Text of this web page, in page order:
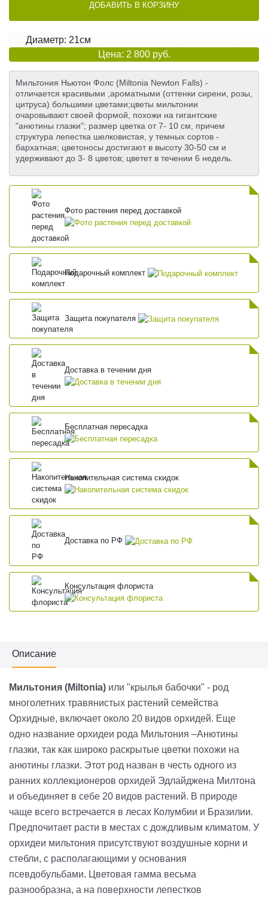
ДОБАВИТЬ В КОРЗИНУ
Диаметр: 21см
Цена: 2 800 руб.
Мильтония Ньютон Фолс (Miltonia Newton Falls) -
отличается красивыми ,ароматными (оттенки сирени, розы,
цитруса) большими цветами;цветы мильтонии
очаровывают своей формой, похожи на гигантские
"анютины глазки"; размер цветка от 7- 10 см, причем
структура лепестка шелковистая, у темных сортов -
бархатная; цветоносы достигают в высоту 30-50 см и
удерживают до 3- 8 цветов; цветет в течении 6 недель.
Фото растения перед доставкой
Подарочный комплект
Защита покупателя
Доставка в течении дня
Бесплатная пересадка
Накопительная система скидок
Доставка по РФ
Консультация флориста
Описание
Мильтония (Miltonia) или "крылья бабочки" - род
многолетних травянистых растений семейства
Орхидные, включает около 20 видов орхидей. Еще
одно название орхидеи рода Мильтония –Анютины
глазки, так как широко раскрытые цветки похожи на
анютины глазки. Этот род назван в честь одного из
ранних коллекционеров орхидей Эдлайджена Милтона
и объединяет в себе 20 видов растений. В природе
чаще всего встречается в лесах Колумбии и Бразилии.
Предпочитает расти в местах с дождливым климатом. У
орхидеи мильтония присутствуют воздушные корни и
стебли, с располагающими у основания
псевдобульбами. Цветовая гамма весьма
разнообразна, а на поверхности лепестков